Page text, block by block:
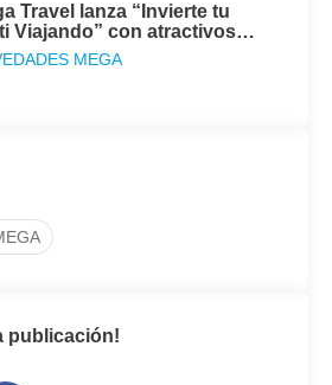
Travel lanza “Invierte tu
Viajando” con atractivos
MEGA
publicación!